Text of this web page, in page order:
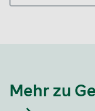
Mehr zu